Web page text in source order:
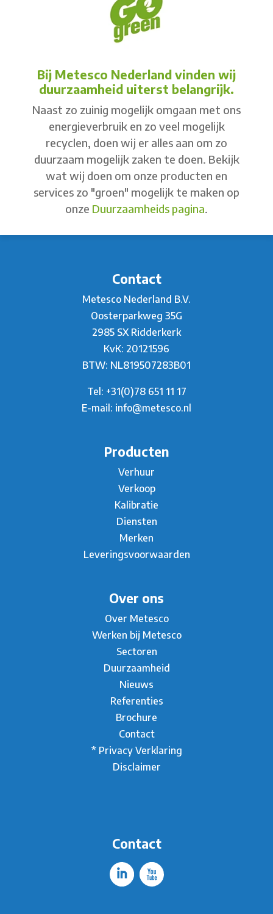
Bij Metesco Nederland vinden wij
duurzaamheid uiterst belangrijk.
Naast zo zuinig mogelijk omgaan met ons
energieverbruik en zo veel mogelijk
recyclen, doen wij er alles aan om zo
duurzaam mogelijk zaken te doen. Bekijk
wat wij doen om onze producten en
services zo "groen" mogelijk te maken op
onze Duurzaamheids pagina.
Contact
Metesco Nederland B.V.
Oosterparkweg 35G
2985 SX Ridderkerk
KvK: 20121596
BTW: NL819507283B01
Tel: +31(0)78 651 11 17
E-mail: info@metesco.nl
Producten
Verhuur
Verkoop
Kalibratie
Diensten
Merken
Leveringsvoorwaarden
Over ons
Over Metesco
Werken bij Metesco
Sectoren
Duurzaamheid
Nieuws
Referenties
Brochure
Contact
* Privacy Verklaring
Disclaimer
Contact